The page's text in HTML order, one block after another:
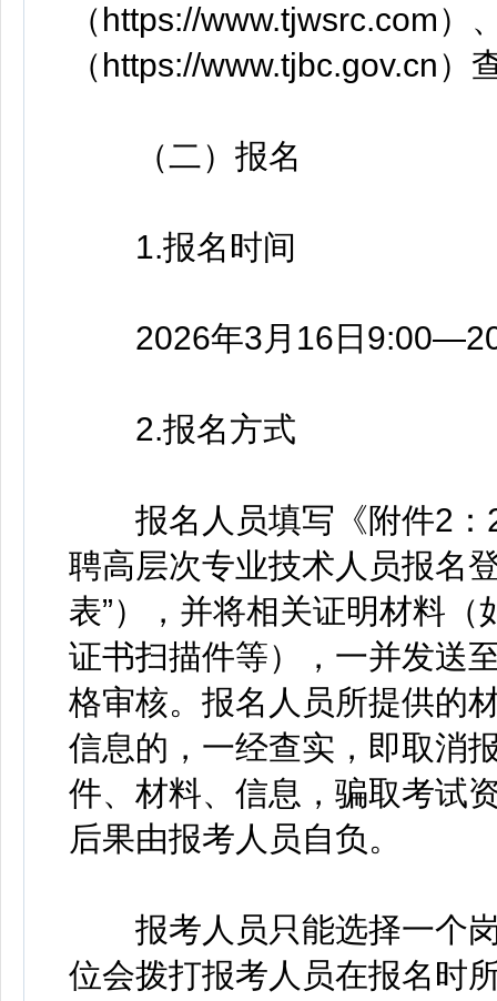
（https://www.tjwsrc.com）
（https://www.tjbc.gov.cn）
（二）报名
1.报名时间
2026年3月16日
2.报名方式
报名人员填写《附件2：
聘高层次专业技术人员报名
表”），并将相关证明材料
证书扫描件等），一并发送
格审核。报名人员所提供的
信息的，一经查实，即取消
件、材料、信息，骗取考试
后果由报考人员自负。
报考人员只能选择一个岗
位会拨打报考人员在报名时